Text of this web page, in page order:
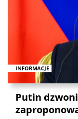
INFORMACJE
Putin